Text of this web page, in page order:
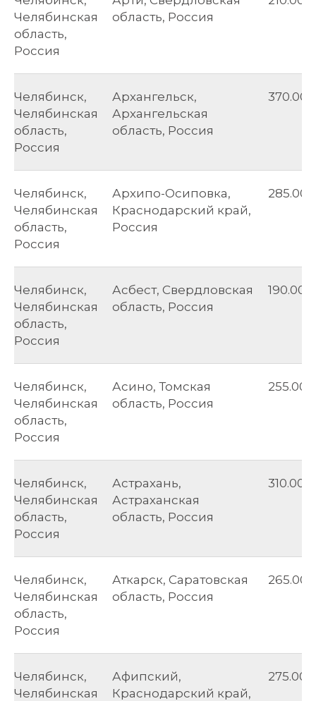
Челябинская
область,
Россия
область, Россия
Челябинск,
Челябинская
область,
Россия
Архангельск,
Архангельская
область, Россия
370.00
Челябинск,
Челябинская
область,
Россия
Архипо-Осиповка,
Краснодарский край,
Россия
285.00
Челябинск,
Челябинская
область,
Россия
Асбест, Свердловская
область, Россия
190.00
Челябинск,
Челябинская
область,
Россия
Асино, Томская
область, Россия
255.00
Челябинск,
Челябинская
область,
Россия
Астрахань,
Астраханская
область, Россия
310.00
Челябинск,
Челябинская
область,
Россия
Аткарск, Саратовская
область, Россия
265.00
Челябинск,
Челябинская
Афипский,
Краснодарский край,
275.00